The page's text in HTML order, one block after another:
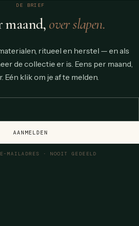
DE BRIEF
maand,over slapen.
ritueel en herstel — en als
de collectie er is. Eens per maand,
Eén klik om je af te melden.
AANMELDEN
MAILADRES · NOOIT GEDEELD